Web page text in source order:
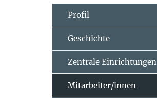
Profil
Geschichte
Zentrale Einrichtungen
Mitarbeiter/innen